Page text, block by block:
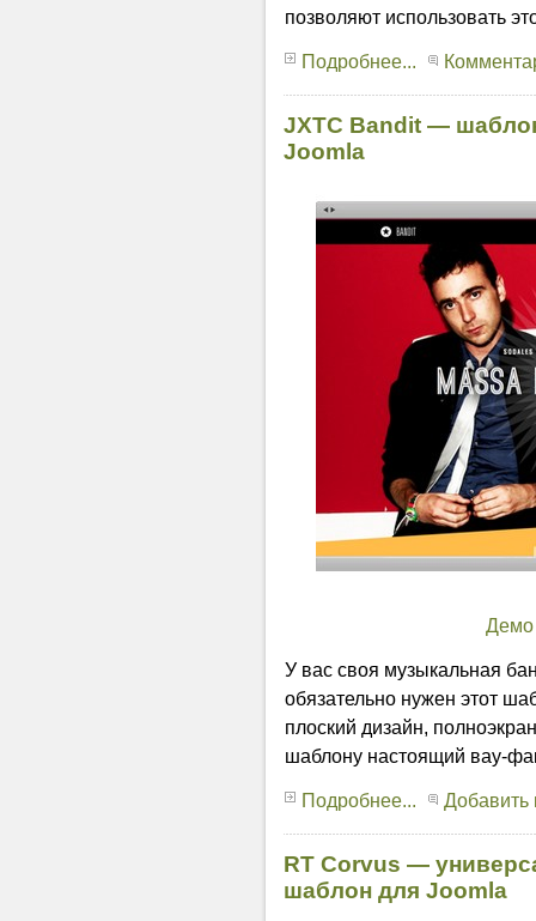
позволяют использовать
Подробнее...
JXTC Bandit —
Joomla
У вас своя музыкальная
обязательно нужен этот
плоский дизайн,
шаблону настоящий вау-
Подробнее... Добавить
RT Corvus —
шаблон для Joomla